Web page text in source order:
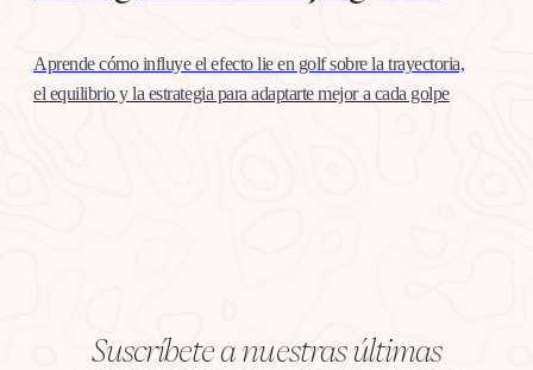
Aprende cómo influye el efecto lie en golf sobre la trayectoria,
el equilibrio y la estrategia para adaptarte mejor a cada golpe
Suscríbete a nuestras últimas